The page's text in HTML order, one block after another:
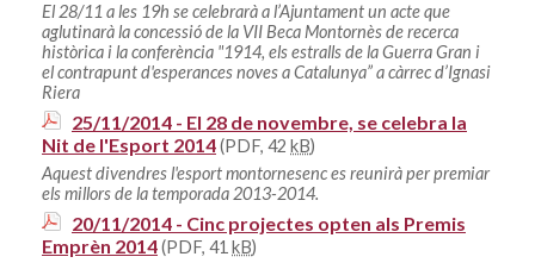
El 28/11 a les 19h se celebrarà a l’Ajuntament un acte que
aglutinarà la concessió de la VII Beca Montornès de recerca
històrica i la conferència "1914, els estralls de la Guerra Gran i
el contrapunt d'esperances noves a Catalunya” a càrrec d’Ignasi
Riera
25/11/2014 - El 28 de novembre, se celebra la
Nit de l'Esport 2014(PDF, 42 kB)
Aquest divendres l'esport montornesenc es reunirà per premiar
els millors de la temporada 2013-2014.
20/11/2014 - Cinc projectes opten als Premis
Emprèn 2014(PDF, 41 kB)